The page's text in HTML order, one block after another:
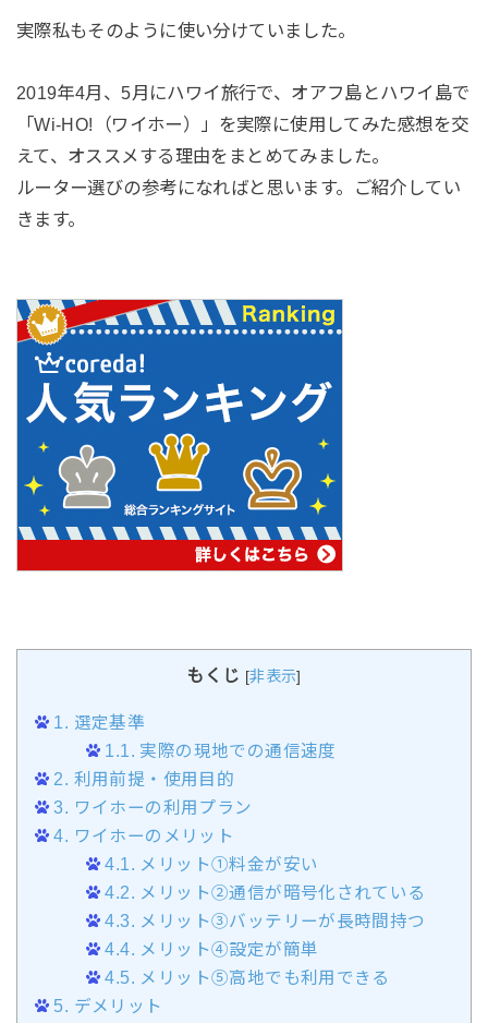
実際私もそのように使い分けていました。
2019年4月、5月にハワイ旅行で、オアフ島とハワイ島で
「Wi-HO!（ワイホー）」を実際に使用してみた感想を交
えて、オススメする理由をまとめてみました。
ルーター選びの参考になればと思います。ご紹介してい
きます。
もくじ [非表示]
1. 選定基準
1.1. 実際の現地での通信速度
2. 利用前提・使用目的
3. ワイホーの利用プラン
4. ワイホーのメリット
4.1. メリット①料金が安い
4.2. メリット②通信が暗号化されている
4.3. メリット③バッテリーが長時間持つ
4.4. メリット④設定が簡単
4.5. メリット⑤高地でも利用できる
5. デメリット